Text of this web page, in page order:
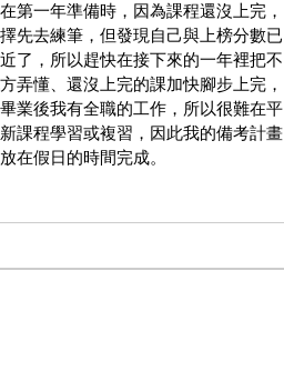
第一年準備時，因為課程還沒上完，
先去練筆，但發現自己與上榜分數已
了，所以趕快在接下來的一年裡把不
弄懂、還沒上完的課加快腳步上完，
業後我有全職的工作，所以很難在平
課程學習或複習，因此我的備考計畫
在假日的時間完成。